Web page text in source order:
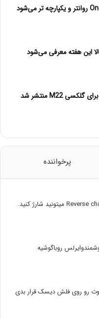
پرخواننده
سلام فقط به صورت Reverse charging میتونید شارژ کنید.
روباگوشیه
بوت رو روی فلش دیسک قرار بدی